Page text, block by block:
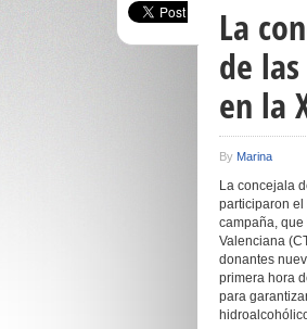
La
de
en la
By Marina
La concejala
participaron el
campaña,
Valenciana
donantes
primera hora
para